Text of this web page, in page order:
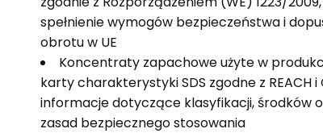
spełnienie wymogów bezpieczeństwa i
obrotu w UE
Koncentraty zapachowe użyte w
karty charakterystyki SDS zgodne z REACH i
informacje dotyczące klasyfikacji, środków
zasad bezpiecznego stosowania